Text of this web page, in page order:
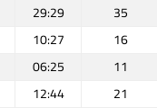
29:29 35
10:27 16
06:25 11
12:44 21